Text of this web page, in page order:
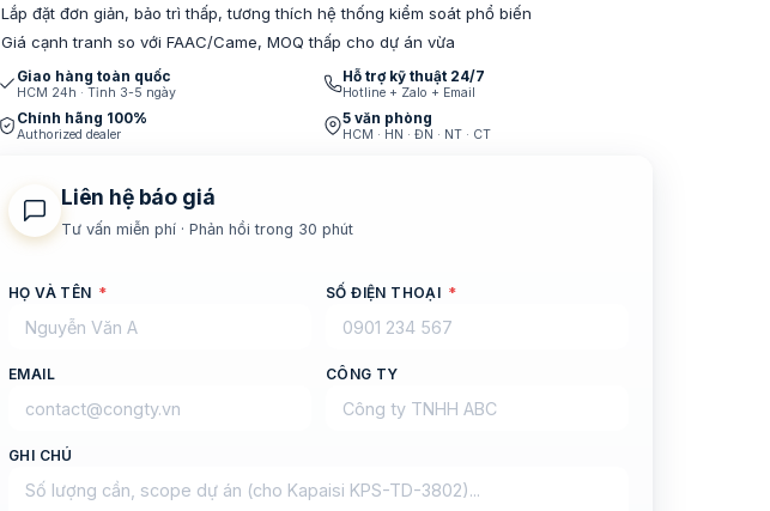
Lắp đặt đơn giản, bảo trì thấp, tương thích hệ thống kiểm soát phổ biến
Giá cạnh tranh so với FAAC/Came, MOQ thấp cho dự án vừa
Giao hàng toàn quốc
HCM 24h · Tỉnh 3-5 ngày
Hỗ trợ kỹ thuật 24/7
Hotline + Zalo + Email
Chính hãng 100%
Authorized dealer
5 văn phòng
HCM · HN · ĐN · NT · CT
Liên hệ báo giá
Tư vấn miễn phí · Phản hồi trong 30 phút
HỌ VÀ TÊN * SỐ ĐIỆN THOẠI *
EMAIL CÔNG TY
GHI CHÚ